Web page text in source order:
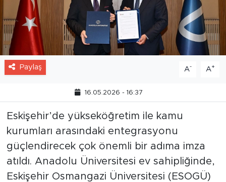
Paylaş A- A+
16.05.2026 - 16:37
Eskişehir’de yükseköğretim ile kamu
kurumları arasındaki entegrasyonu
güçlendirecek çok önemli bir adıma imza
atıldı. Anadolu Üniversitesi ev sahipliğinde,
Eskişehir Osmangazi Üniversitesi (ESOGÜ)